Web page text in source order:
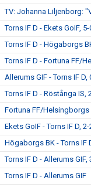
TV: Johanna Liljenborg:
Torns IF D - Ekets GoIF,
Torns IF D - Högaborgs
Torns IF D - Fortuna FF/
Allerums GIF - Torns IF D,
Torns IF D - Röstånga IS,
Fortuna FF/Helsingborgs
Ekets GoIF - Torns IF D,
Högaborgs BK - Torns IF
Torns IF D - Allerums GIF,
Torns IF D - Allerums GIF